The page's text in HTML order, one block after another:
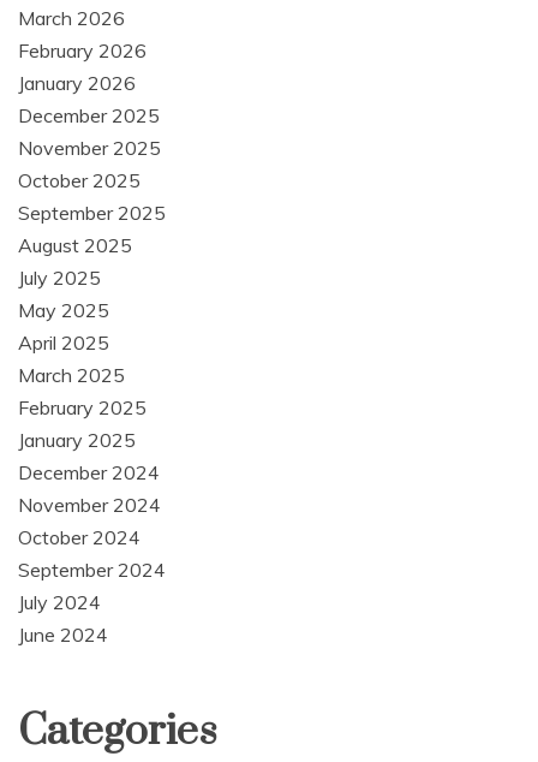
March 2026
February 2026
January 2026
December 2025
November 2025
October 2025
September 2025
August 2025
July 2025
May 2025
April 2025
March 2025
February 2025
January 2025
December 2024
November 2024
October 2024
September 2024
July 2024
June 2024
Categories